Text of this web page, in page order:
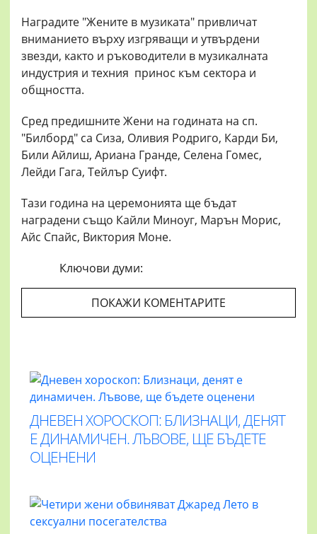
Наградите "Жените в музиката" привличат
вниманието върху изгряващи и утвърдени
звезди, както и ръководители в музикалната
индустрия и техния принос към сектора и
общността.
Сред предишните Жени на годината на сп.
"Билборд" са Сиза, Оливия Родриго, Карди Би,
Били Айлиш, Ариана Гранде, Селена Гомес,
Лейди Гага, Тейлър Суифт.
Тази година на церемонията ще бъдат
наградени също Кайли Миноуг, Марън Морис,
Айс Спайс, Виктория Моне.
Ключови думи:
ПОКАЖИ КОМЕНТАРИТЕ
ДНЕВЕН ХОРОСКОП: БЛИЗНАЦИ, ДЕНЯТ
Е ДИНАМИЧЕН. ЛЪВОВЕ, ЩЕ БЪДЕТЕ
ОЦЕНЕНИ